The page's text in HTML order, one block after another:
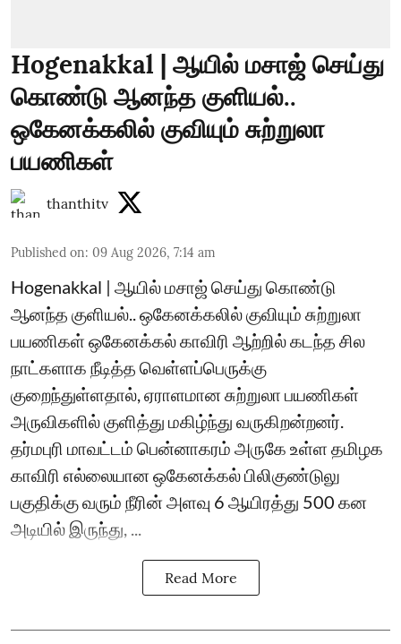
Hogenakkal | ஆயில் மசாஜ் செய்து
கொண்டு ஆனந்த குளியல்..
ஒகேனக்கலில் குவியும் சுற்றுலா
பயணிகள்
thanthitv
Published on: 09 Aug 2026, 7:14 am
Hogenakkal | ஆயில் மசாஜ் செய்து கொண்டு
ஆனந்த குளியல்.. ஒகேனக்கலில் குவியும் சுற்றுலா
பயணிகள் ஒகேனக்கல் காவிரி ஆற்றில் கடந்த சில
நாட்களாக நீடித்த வெள்ளப்பெருக்கு
குறைந்துள்ளதால், ஏராளமான சுற்றுலா பயணிகள்
அருவிகளில் குளித்து மகிழ்ந்து வருகிறன்றனர்.
தர்மபுரி மாவட்டம் பென்னாகரம் அருகே உள்ள தமிழக
காவிரி எல்லையான ஒகேனக்கல் பிலிகுண்டுலு
பகுதிக்கு வரும் நீரின் அளவு 6 ஆயிரத்து 500 கன
அடியில் இருந்து, ...
Read More